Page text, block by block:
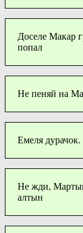
Доселе Макар
попал
Не пеняй на
Емеля
Не жди,
алтын